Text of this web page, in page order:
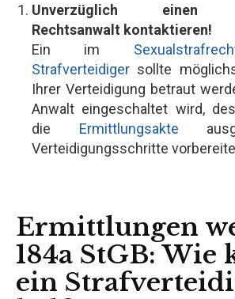
Unverzüglich einen
Rechtsanwalt kontaktieren!
Ein im
Strafverteidiger sollte
Ihrer Verteidigung betraut
Anwalt eingeschaltet wird,
die Ermittlungsakte
Verteidigungsschritte
Ermittlungen
184a StGB: Wie
ein